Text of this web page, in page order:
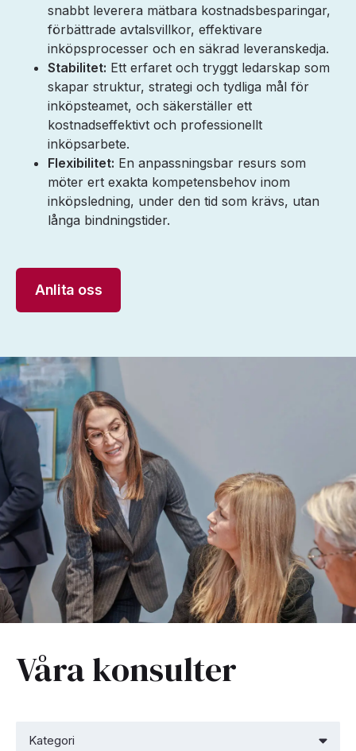
snabbt leverera mätbara kostnadsbesparingar,
förbättrade avtalsvillkor, effektivare
inköpsprocesser och en säkrad leveranskedja.
Stabilitet: Ett erfaret och tryggt ledarskap som
skapar struktur, strategi och tydliga mål för
inköpsteamet, och säkerställer ett
kostnadseffektivt och professionellt
inköpsarbete.
Flexibilitet: En anpassningsbar resurs som
möter ert exakta kompetensbehov inom
inköpsledning, under den tid som krävs, utan
långa bindningstider.
Anlita oss
Våra konsulter